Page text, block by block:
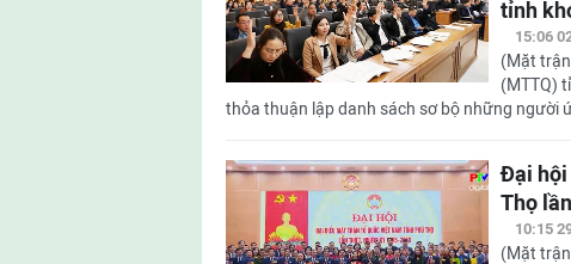
tỉnh
15:06
(Mặt
(MTTQ)
thỏa thuận lập danh sách sơ bộ những người
Đại hội
Thọ
10:15
(Mặt